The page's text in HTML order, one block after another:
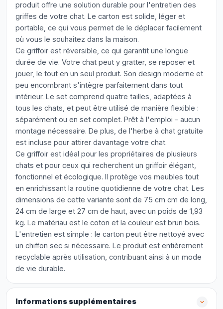
produit offre une solution durable pour l'entretien des
griffes de votre chat. Le carton est solide, léger et
portable, ce qui vous permet de le déplacer facilement
où vous le souhaitez dans la maison.
Ce griffoir est réversible, ce qui garantit une longue
durée de vie. Votre chat peut y gratter, se reposer et
jouer, le tout en un seul produit. Son design moderne et
peu encombrant s'intègre parfaitement dans tout
intérieur. Le set comprend quatre tailles, adaptées à
tous les chats, et peut être utilisé de manière flexible :
séparément ou en set complet. Prêt à l'emploi – aucun
montage nécessaire. De plus, de l'herbe à chat gratuite
est incluse pour attirer davantage votre chat.
Ce griffoir est idéal pour les propriétaires de plusieurs
chats et pour ceux qui recherchent un griffoir élégant,
fonctionnel et écologique. Il protège vos meubles tout
en enrichissant la routine quotidienne de votre chat. Les
dimensions de cette variante sont de 75 cm cm de long,
24 cm de large et 27 cm de haut, avec un poids de 1,93
kg. Le matériau est le coton et la couleur est brun bois.
L'entretien est simple : le carton peut être nettoyé avec
un chiffon sec si nécessaire. Le produit est entièrement
recyclable après utilisation, contribuant ainsi à un mode
de vie durable.
Informations supplémentaires